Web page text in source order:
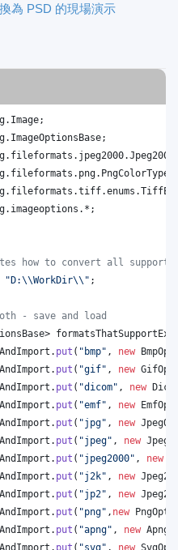
為 PSD 的現場演示
. Image;
. ImageOptionsBase;
. fileformats . jpeg2000.
. fileformats . png. PngColorType
. fileformats .tiff.enums .
. imageoptions .*;
how to convert all
"D:\\WorkDir\\ " ;
- save and load
>
. put ( "bmp" , new
. put ( "gif" , new
. put ( "dicom" , new
. put ( "emf" , new
. put ( "jpg" , new
. put ( "jpeg" , new
. put ( "jpeg2000" , new
. put ( "j2k" , new
. put ( "jp2" , new
. put ( "png" , new
. put ( "apng" , new
. put ( "svg" , new